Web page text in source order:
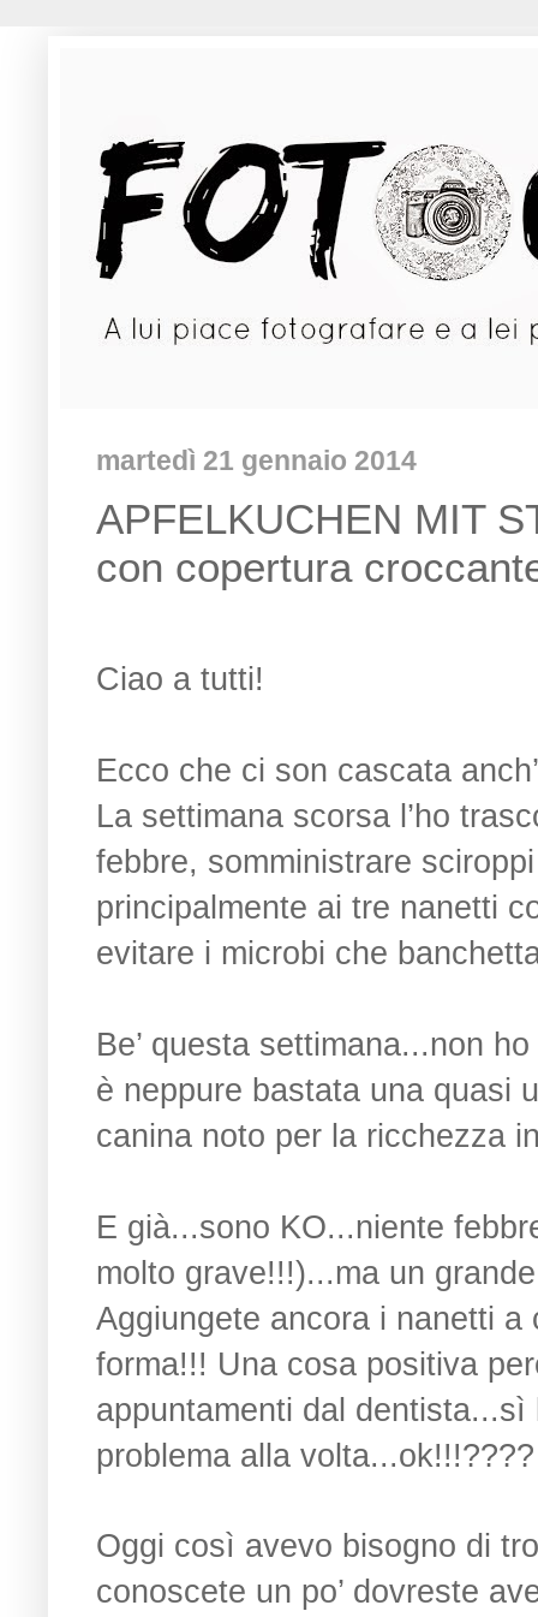
martedì 21 gennaio 2014
APFELKUCHEN MIT
con copertura
Ciao a tutti!
Ecco che ci son cascata
La settimana scorsa l’ho
febbre, somministrare
principalmente ai tre nanetti
evitare i microbi che
Be’ questa settimana...non
è neppure bastata una quasi
canina noto per la ricchezza
E già...sono KO...niente
molto grave!!!)...ma un
Aggiungete ancora i nanetti
forma!!! Una cosa positiva
appuntamenti dal
problema alla volta...ok!!!????
Oggi così avevo bisogno di
conoscete un po’ dovreste